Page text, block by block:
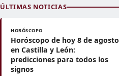
ÚLTIMAS NOTICIAS
HORÓSCOPO
Horóscopo de hoy 8 de agosto
en Castilla y León:
predicciones para todos los
signos